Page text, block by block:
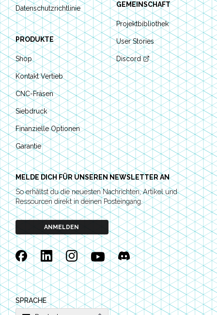
Datenschutzrichtlinie
PRODUKTE
Shop
Kontakt Vertieb
CNC-Fräsen
Siebdruck
Finanzielle Optionen
Garantie
GEMEINSCHAFT
Projektbibliothek
User Stories
Discord
MELDE DICH FÜR UNSEREN NEWSLETTER AN
So erhältst du die neuesten Nachrichten, Artikel und
Ressourcen direkt in deinen Posteingang.
ANMELDEN
FacebookLinkedinInstagramYouTubeDiscord
SPRACHE